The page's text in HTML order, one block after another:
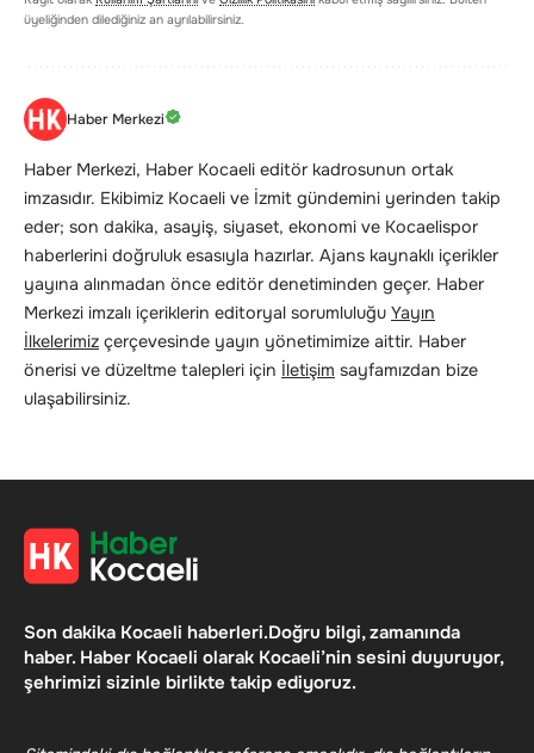
üyeliğinden dilediğiniz an ayrılabilirsiniz.
Haber Merkezi
Haber Merkezi, Haber Kocaeli editör kadrosunun ortak
imzasıdır. Ekibimiz Kocaeli ve İzmit gündemini yerinden takip
eder; son dakika, asayiş, siyaset, ekonomi ve Kocaelispor
haberlerini doğruluk esasıyla hazırlar. Ajans kaynaklı içerikler
yayına alınmadan önce editör denetiminden geçer. Haber
Merkezi imzalı içeriklerin editoryal sorumluluğu Yayın
İlkelerimiz çerçevesinde yayın yönetimimize aittir. Haber
önerisi ve düzeltme talepleri için İletişim sayfamızdan bize
ulaşabilirsiniz.
Son dakika Kocaeli haberleri.Doğru bilgi, zamanında
haber. Haber Kocaeli olarak Kocaeli’nin sesini duyuruyor,
şehrimizi sizinle birlikte takip ediyoruz.